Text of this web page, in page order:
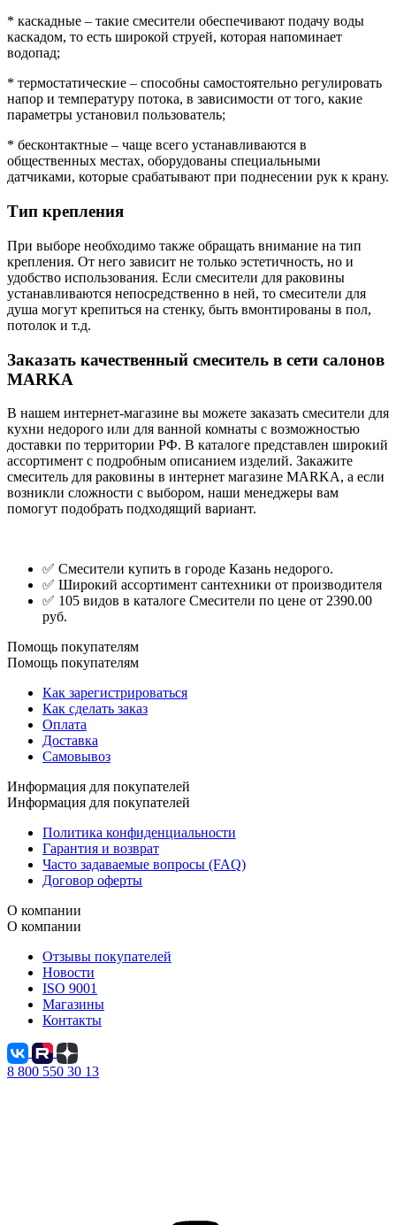
* каскадные – такие смесители обеспечивают подачу воды
каскадом, то есть широкой струей, которая напоминает
водопад;
* термостатические – способны самостоятельно регулировать
напор и температуру потока, в зависимости от того, какие
параметры установил пользователь;
* бесконтактные – чаще всего устанавливаются в
общественных местах, оборудованы специальными
датчиками, которые срабатывают при поднесении рук к крану.
Тип крепления
При выборе необходимо также обращать внимание на тип
крепления. От него зависит не только эстетичность, но и
удобство использования. Если смесители для раковины
устанавливаются непосредственно в ней, то смесители для
душа могут крепиться на стенку, быть вмонтированы в пол,
потолок и т.д.
Заказать качественный смеситель в сети салонов
MARKA
В нашем интернет-магазине вы можете заказать смесители для
кухни недорого или для ванной комнаты с возможностью
доставки по территории РФ. В каталоге представлен широкий
ассортимент с подробным описанием изделий. Закажите
смеситель для раковины в интернет магазине MARKA, а если
возникли сложности с выбором, наши менеджеры вам
помогут подобрать подходящий вариант.
✅ Смесители купить в городе Казань недорого.
✅ Широкий ассортимент сантехники от производителя
✅ 105 видов в каталоге Смесители по цене от 2390.00
руб.
Помощь покупателям
Помощь покупателям
Как зарегистрироваться
Как сделать заказ
Оплата
Доставка
Самовывоз
Информация для покупателей
Информация для покупателей
Политика конфиденциальности
Гарантия и возврат
Часто задаваемые вопросы (FAQ)
Договор оферты
О компании
О компании
Отзывы покупателей
Новости
ISO 9001
Магазины
Контакты
8 800 550 30 13